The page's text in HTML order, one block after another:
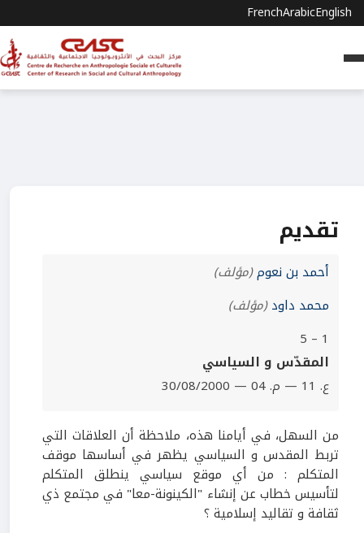
FrenchArabicEnglish
تقديم
أحمد بن نعوم(مؤلف)
محمد داود(مؤلف)
1 – 5
المقدّس و السياسي
ع. 11 — م. 04 — 30/08/2000
من السهل، في أيامنا هذه، ملاحظة أن العلاقات التي
تربط المقدس و السياسي يظهر في أساسها موقف
المتكلم : من أي موقع سياسي ينطلق المتكلم
لتأسيس خطاب عن إنشاء "الكينونة-معا" في مجتمع ذي
ثقافة و تقاليد إسلامية ؟